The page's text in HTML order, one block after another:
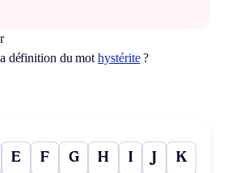
définition du mothystérite?
E F G H I J K